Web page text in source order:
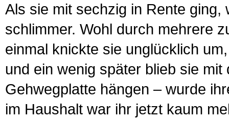
Als sie mit sechzig in Rente
schlimmer. Wohl durch mehrere
einmal knickte sie unglücklich
und ein wenig später blieb sie
Gehwegplatte hängen – wurde
im Haushalt war ihr jetzt kaum